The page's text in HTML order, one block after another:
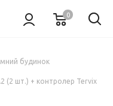
0
будинок
(2 шт.) + контролер Tervix